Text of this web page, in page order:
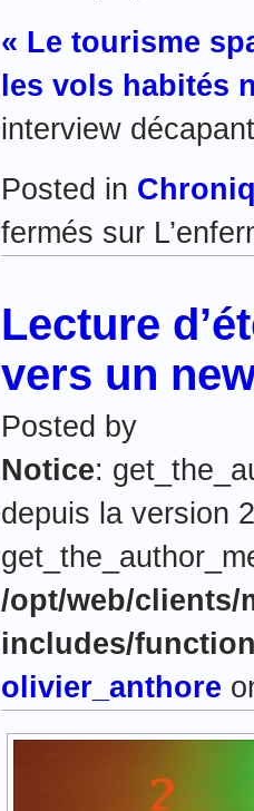
« Le tourisme
les vols habités
interview
Posted in
fermés sur
Lecture
vers un
Posted by
Notice:
depuis la version
/opt/web/clients/
includes/
olivier_anthore